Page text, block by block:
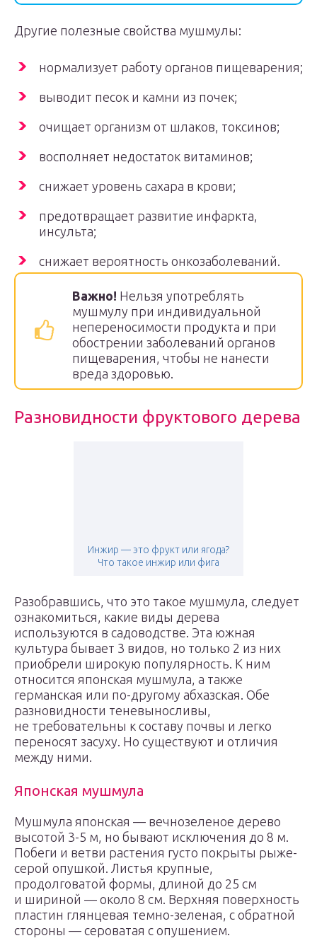
Другие полезные свойства мушмулы:
нормализует работу органов пищеварения;
выводит песок и камни из почек;
очищает организм от шлаков, токсинов;
восполняет недостаток витаминов;
снижает уровень сахара в крови;
предотвращает развитие инфаркта,
инсульта;
снижает вероятность онкозаболеваний.
Важно! Нельзя употреблять
мушмулу при индивидуальной
непереносимости продукта и при
обострении заболеваний органов
пищеварения, чтобы не нанести
вреда здоровью.
Разновидности фруктового дерева
Инжир — это фрукт или ягода?
Что такое инжир или фига
Разобравшись, что это такое мушмула, следует
ознакомиться, какие виды дерева
используются в садоводстве. Эта южная
культура бывает 3 видов, но только 2 из них
приобрели широкую популярность. К ним
относится японская мушмула, а также
германская или по-другому абхазская. Обе
разновидности теневыносливы,
не требовательны к составу почвы и легко
переносят засуху. Но существуют и отличия
между ними.
Японская мушмула
Мушмула японская — вечнозеленое дерево
высотой 3-5 м, но бывают исключения до 8 м.
Побеги и ветви растения густо покрыты рыже-
серой опушкой. Листья крупные,
продолговатой формы, длиной до 25 см
и шириной — около 8 см. Верхняя поверхность
пластин глянцевая темно-зеленая, с обратной
стороны — сероватая с опушением.